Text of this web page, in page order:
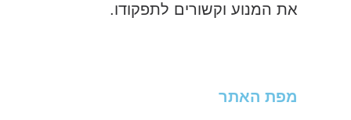
את המנוע וקשורים לתפקודו.
מפת האתר